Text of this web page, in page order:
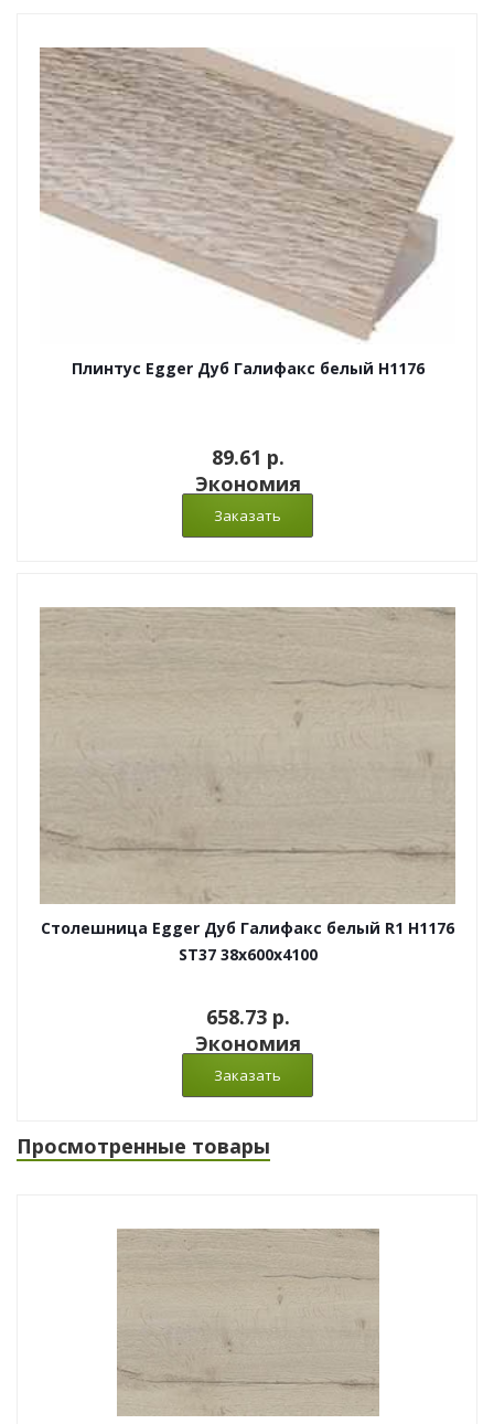
Плинтус Egger Дуб Галифакс белый H1176
89.61 p.
Экономия
Столешница Egger Дуб Галифакс белый R1 H1176
ST37 38x600x4100
658.73 p.
Экономия
Просмотренные товары